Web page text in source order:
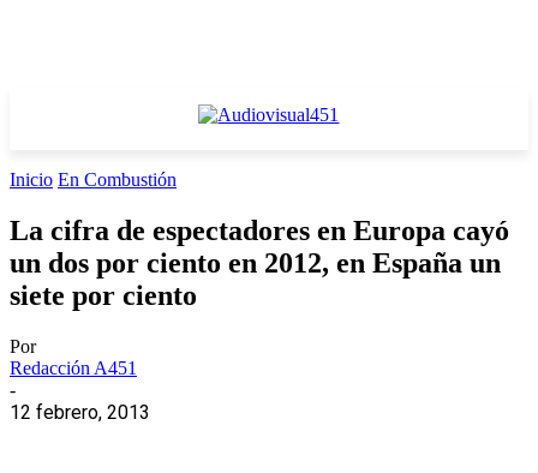
Inicio En Combustión
La cifra de espectadores en Europa cayó
un dos por ciento en 2012, en España un
siete por ciento
Por
Redacción A451
-
12 febrero, 2013